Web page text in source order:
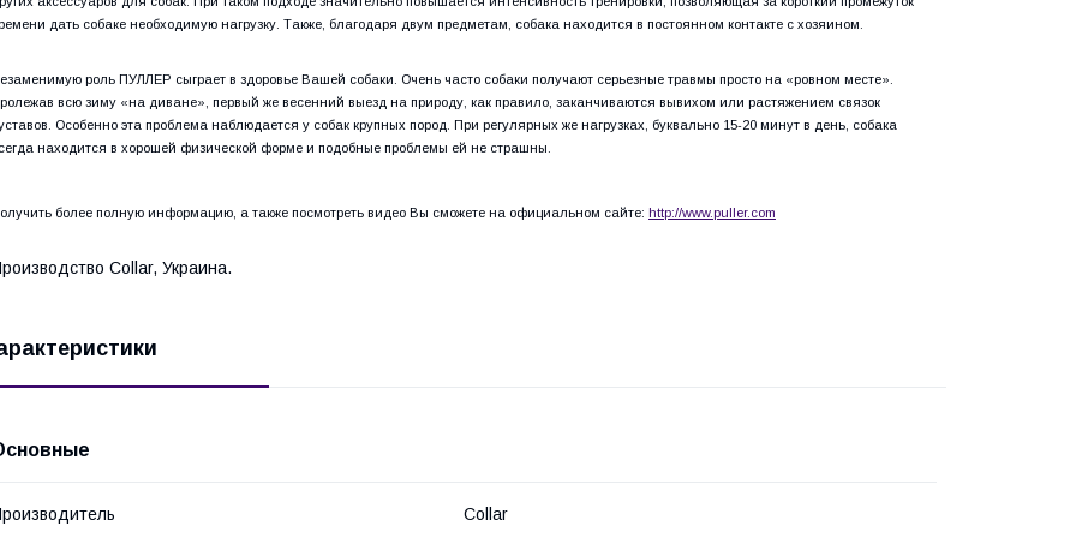
дать собаке необходимую нагрузку. Также, благодаря двум предметам, собака находится в постоянном контакте с хозяином.
роль ПУЛЛЕР сыграет в здоровье Вашей собаки. Очень часто собаки получают серьезные травмы просто на «ровном месте».
всю зиму «на диване», первый же весенний выезд на природу, как правило, заканчиваются вывихом или растяжением связок
Особенно эта проблема наблюдается у собак крупных пород. При регулярных же нагрузках, буквально 15-20 минут в день, собака
находится в хорошей физической форме и подобные проблемы ей не страшны.
более полную информацию, а также посмотреть видео Вы сможете на официальном сайте: http://www.puller.com
Collar, Украина.
Collar